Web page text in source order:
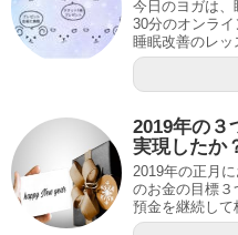
今日のヨガは、
30分のオンライ
睡眠改善のレ
2019年の３
実現したか
2019年の正月
のお金の目標
預金を継続して